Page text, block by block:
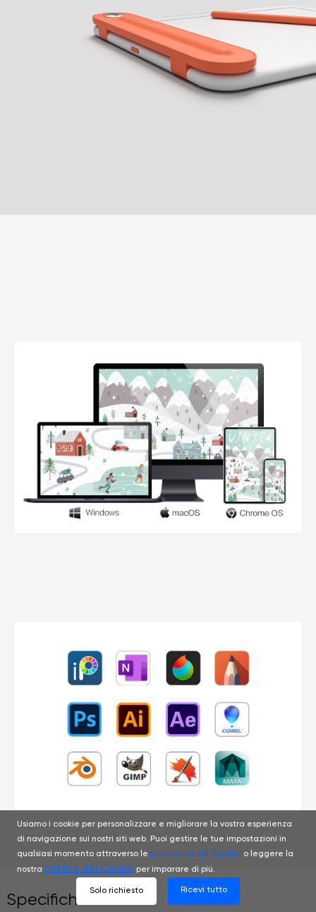
Specifiche
Usiamo i cookie per personalizzare e migliorare la vostra esperienza
di navigazione sui nostri siti web. Puoi gestire le tue impostazioni in
qualsiasi momento attraverso le preferenze dei Cookie o leggere la
nostra politica dei Cookie per imparare di più.
Solo richiesto Ricevi tutto